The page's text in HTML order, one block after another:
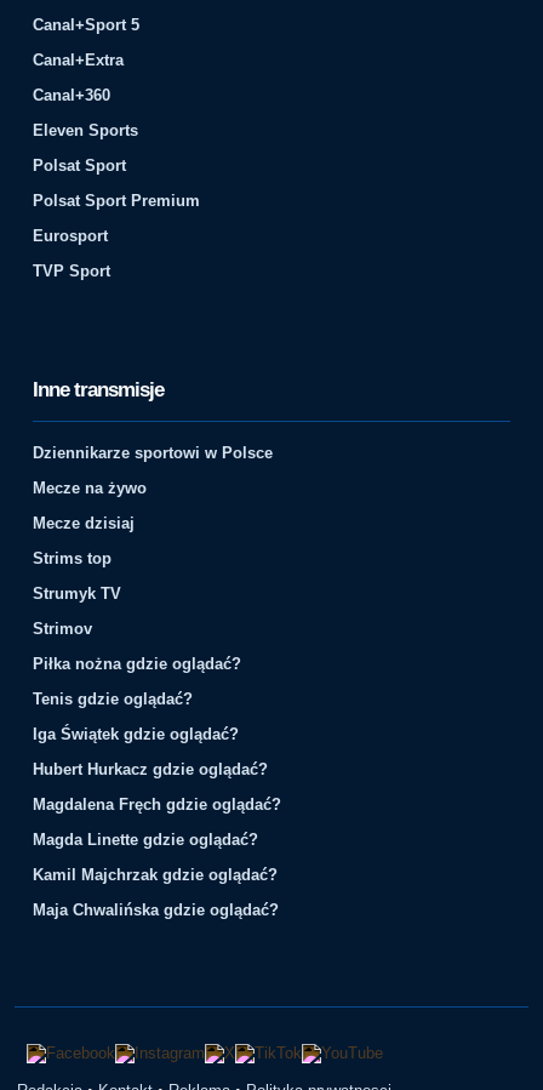
Canal+Sport 5
Canal+Extra
Canal+360
Eleven Sports
Polsat Sport
Polsat Sport Premium
Eurosport
TVP Sport
Inne transmisje
Dziennikarze sportowi w Polsce
Mecze na żywo
Mecze dzisiaj
Strims top
Strumyk TV
Strimov
Piłka nożna gdzie oglądać?
Tenis gdzie oglądać?
Iga Świątek gdzie oglądać?
Hubert Hurkacz gdzie oglądać?
Magdalena Fręch gdzie oglądać?
Magda Linette gdzie oglądać?
Kamil Majchrzak gdzie oglądać?
Maja Chwalińska gdzie oglądać?